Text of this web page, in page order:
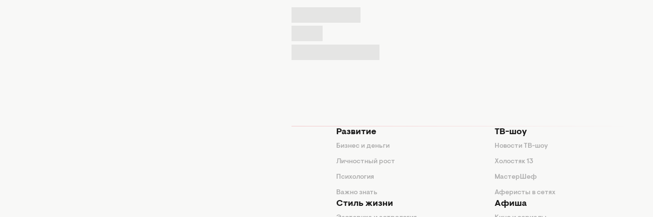
Развитие
Бизнес и деньги
Личностный рост
Психология
Важно знать
Стиль жизни
ТВ-шоу
Новости ТВ-шоу
Холостяк 13
МастерШеф
Аферисты в сетях
Афиша